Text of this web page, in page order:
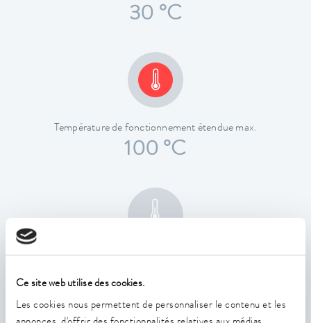
Ce site web utilise des cookies.
Les cookies nous permettent de personnaliser le contenu et les
30 °C
Température de fonctionnement étendue max.
100 °C
0.01 ± K